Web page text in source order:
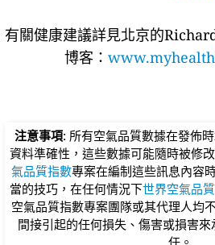
有關健康建議詳​​見北京的
博客：
注意事項: 所有空氣品質數據在發佈
資料準確性，這些數據可能隨時被修
氣品質指數專案在編制這些訊息內容
當的技巧，在任何情況下世界空氣品
空氣品質指數專案團隊或其代理人均
間接引起的任何損失、傷害或損害
任。